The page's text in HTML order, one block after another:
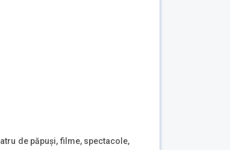
de păpuși, filme, spectacole,